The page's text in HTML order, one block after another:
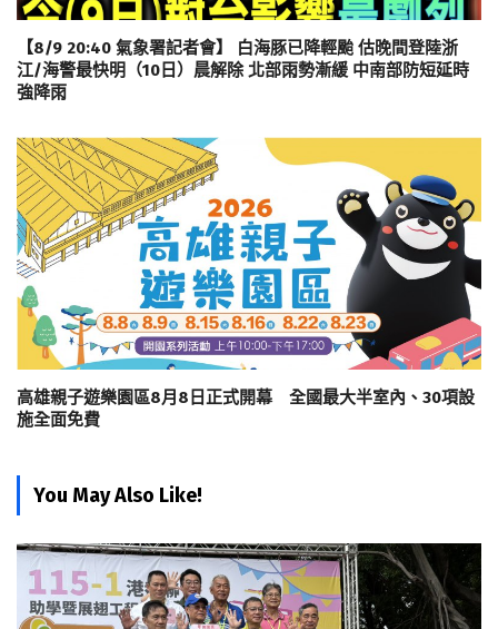
【8/9 20:40 氣象署記者會】 白海豚已降輕颱 估晚間登陸浙
江/海警最快明（10日）晨解除 北部雨勢漸緩 中南部防短延時
強降雨
高雄親子遊樂園區8月8日正式開幕 全國最大半室內、30項設
施全面免費
You May Also Like!